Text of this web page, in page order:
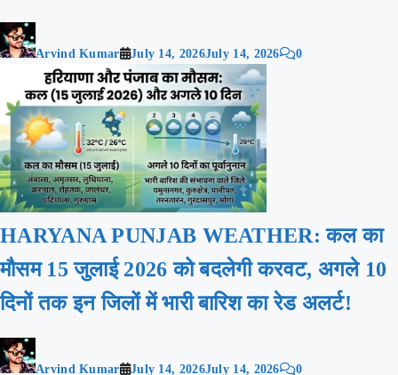
Arvind Kumar July 14, 2026July 14, 2026 0
HARYANA PUNJAB WEATHER: कल का
मौसम 15 जुलाई 2026 को बदलेगी करवट, अगले 10
दिनों तक इन जिलों में भारी बारिश का रेड अलर्ट!
Arvind Kumar July 14, 2026July 14, 2026 0